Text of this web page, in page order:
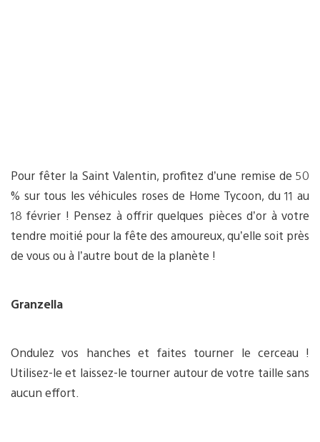
Pour fêter la Saint Valentin, profitez d’une remise de 50
% sur tous les véhicules roses de Home Tycoon, du 11 au
18 février ! Pensez à offrir quelques pièces d’or à votre
tendre moitié pour la fête des amoureux, qu’elle soit près
de vous ou à l’autre bout de la planète !
Granzella
Ondulez vos hanches et faites tourner le cerceau !
Utilisez-le et laissez-le tourner autour de votre taille sans
aucun effort.